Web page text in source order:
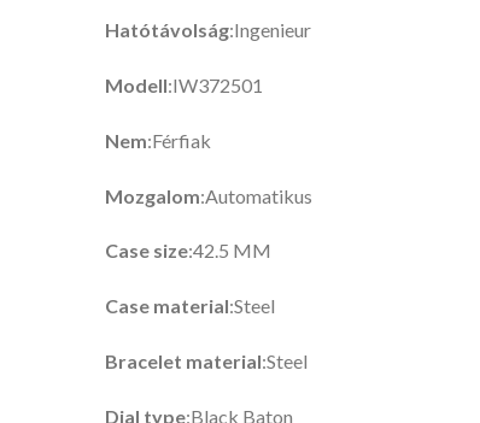
Hatótávolság:Ingenieur
Modell:IW372501
Nem:Férfiak
Mozgalom:Automatikus
Case size:42.5 MM
Case material:Steel
Bracelet material:Steel
Dial type:Black Baton